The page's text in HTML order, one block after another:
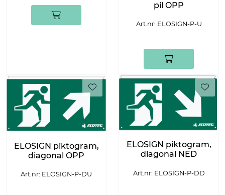
pil OPP
Art.nr: ELOSIGN-P-U
ELOSIGN piktogram,
diagonal OPP
Art.nr: ELOSIGN-P-DU
ELOSIGN piktogram,
diagonal NED
Art.nr: ELOSIGN-P-DD